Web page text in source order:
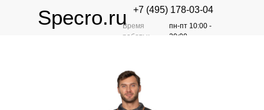
Время
работы:
пн-пт 10:00 -
20:00
+7 (495) 178-03-04
Specro.ru